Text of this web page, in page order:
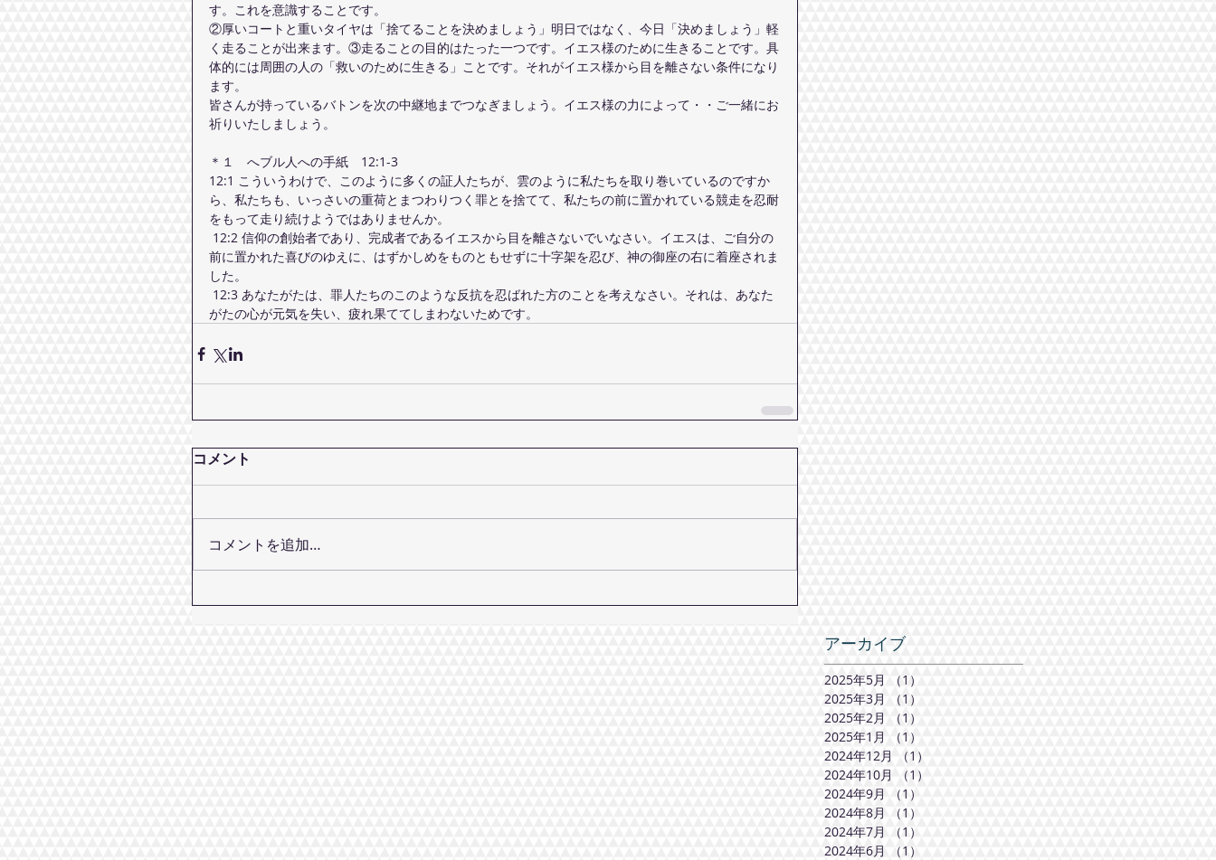
す。これを意識することです。
②厚いコートと重いタイヤは「捨てることを決めましょう」明日ではなく、今日「決めましょう」軽
く走ることが出来ます。③走ることの目的はたった一つです。イエス様のために生きることです。具
体的には周囲の人の「救いのために生きる」ことです。それがイエス様から目を離さない条件になり
ます。
皆さんが持っているバトンを次の中継地までつなぎましょう。イエス様の力によって・・ご一緒にお
祈りいたしましょう。
＊１　へブル人への手紙　12:1-3
12:1 こういうわけで、このように多くの証人たちが、雲のように私たちを取り巻いているのですか
ら、私たちも、いっさいの重荷とまつわりつく罪とを捨てて、私たちの前に置かれている競走を忍耐
をもって走り続けようではありませんか。
前に置かれた喜びのゆえに、はずかしめをものともせずに十字架を忍び、神の御座の右に着座されま
した。
がたの心が元気を失い、疲れ果ててしまわないためです。
コメント
コメントを追加…
アーカイブ
2025年5月 （1）
2025年3月
（1）
2025年2月
（1）
2025年1月
（1）
2024年12月
（1）
2024年10月
（1）
2024年9月
（1）
2024年8月
（1）
2024年7月
（1）
2024年6月
（1）